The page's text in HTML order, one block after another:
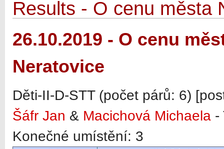
Results - O cenu města
26.10.2019 - O cenu
Neratovice
Děti-II-D-STT (počet párů: 6)
Šáfr Jan & Macichová Michaela -
Konečné umístění: 3